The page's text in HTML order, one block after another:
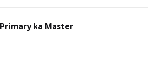
Primary ka Master